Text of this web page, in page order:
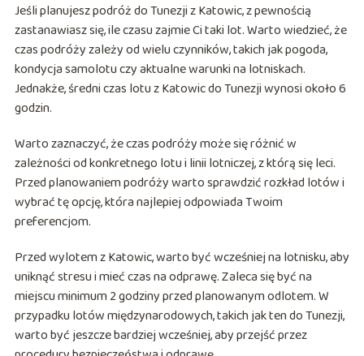
Jeśli planujesz podróż do Tunezji z Katowic, z pewnością
zastanawiasz się, ile czasu zajmie Ci taki lot. Warto wiedzieć, że
czas podróży zależy od wielu czynników, takich jak pogoda,
kondycja samolotu czy aktualne warunki na lotniskach.
Jednakże, średni czas lotu z Katowic do Tunezji wynosi około 6
godzin.
Warto zaznaczyć, że czas podróży może się różnić w
zależności od konkretnego lotu i linii lotniczej, z którą się leci.
Przed planowaniem podróży warto sprawdzić rozkład lotów i
wybrać tę opcję, która najlepiej odpowiada Twoim
preferencjom.
Przed wylotem z Katowic, warto być wcześniej na lotnisku, aby
uniknąć stresu i mieć czas na odprawę. Zaleca się być na
miejscu minimum 2 godziny przed planowanym odlotem. W
przypadku lotów międzynarodowych, takich jak ten do Tunezji,
warto być jeszcze bardziej wcześniej, aby przejść przez